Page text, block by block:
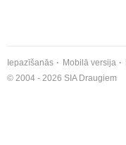
Iepazīšanās Mobilā versija
© 2004 - 2026 SIA Draugiem